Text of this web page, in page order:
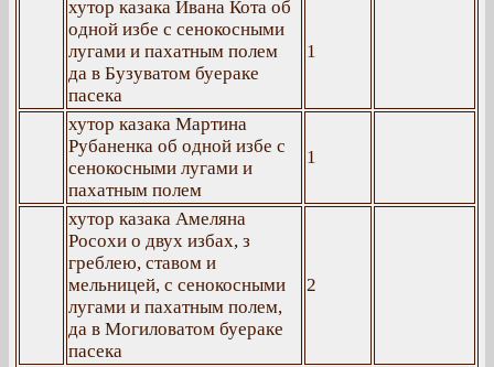
хутор казака Ивана Кота об
одной избе с сенокосными
лугами и пахатным полем
да в Бузуватом буераке
пасека
1
хутор казака Мартина
Рубаненка об одной избе с
сенокосными лугами и
пахатным полем
1
хутор казака Амеляна
Росохи о двух избах, з
греблею, ставом и
мельницей, с сенокосными
лугами и пахатным полем,
да в Могиловатом буераке
пасека
2